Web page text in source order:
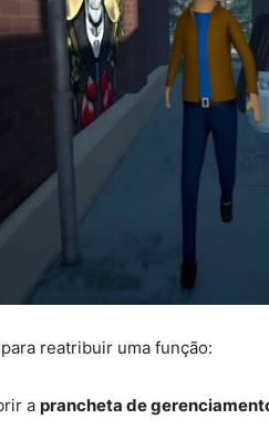
reatribuir uma função:
a prancheta de